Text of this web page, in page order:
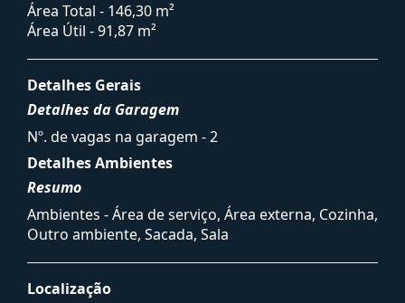
Área Total - 146,30 m²
Área Útil - 91,87 m²
Detalhes Gerais
Detalhes da Garagem
Nº. de vagas na garagem - 2
Detalhes Ambientes
Resumo
Ambientes - Área de serviço, Área externa, Cozinha,
Outro ambiente, Sacada, Sala
Localização